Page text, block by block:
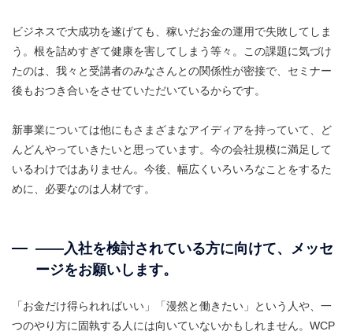
ビジネスで大成功を遂げても、稼いだお金の運用で失敗してしま
う。根を詰めすぎて健康を害してしまう等々。この課題に気づけ
たのは、我々と受講者のみなさんとの関係性が密接で、セミナー
後もおつき合いをさせていただいているからです。
新事業については他にもさまざまなアイディアを持っていて、ど
んどんやっていきたいと思っています。今の会社規模に満足して
いるわけではありません。今後、幅広くいろいろなことをするた
めに、必要なのは人材です。
――入社を検討されている方に向けて、メッセ
ージをお願いします。
「お金だけ得られればいい」「漫然と働きたい」という人や、一
つのやり方に固執する人には向いていないかもしれません。WCP